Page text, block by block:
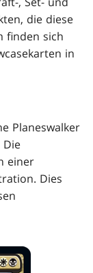
die diese
finden sich
in
Planeswalker
Die
einer
Dies